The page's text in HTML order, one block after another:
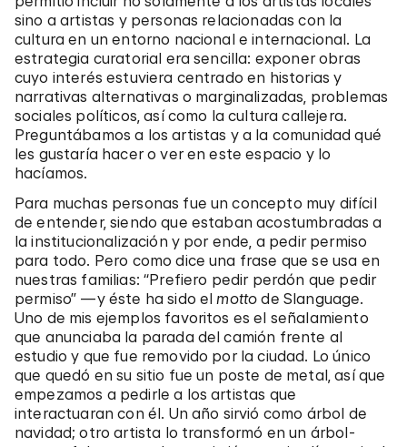
sino a artistas y personas relacionadas con la
cultura en un entorno nacional e internacional. La
estrategia curatorial era sencilla: exponer obras
cuyo interés estuviera centrado en historias y
narrativas alternativas o marginalizadas, problemas
sociales políticos, así como la cultura callejera.
Preguntábamos a los artistas y a la comunidad qué
les gustaría hacer o ver en este espacio y lo
hacíamos.
Para muchas personas fue un concepto muy difícil
de entender, siendo que estaban acostumbradas a
la institucionalización y por ende, a pedir permiso
para todo. Pero como dice una frase que se usa en
nuestras familias: “Prefiero pedir perdón que pedir
permiso” —y éste ha sido elmotto de Slanguage.
Uno de mis ejemplos favoritos es el señalamiento
que anunciaba la parada del camión frente al
estudio y que fue removido por la ciudad. Lo único
que quedó en su sitio fue un poste de metal, así que
empezamos a pedirle a los artistas que
interactuaran con él. Un año sirvió como árbol de
navidad; otro artista lo transformó en un árbol-